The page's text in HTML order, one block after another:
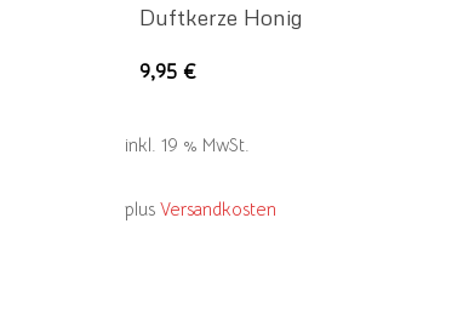
Duftkerze Honig
9,95€
inkl. 19 % MwSt.
plus Versandkosten